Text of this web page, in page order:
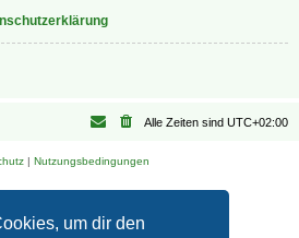
um dir den
Alle Zeiten sind UTC+02:00
| Nutzungsbedingungen